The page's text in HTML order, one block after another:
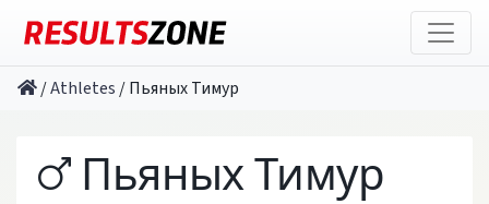
/Athletes /Пьяных Тимур
Пьяных Тимур